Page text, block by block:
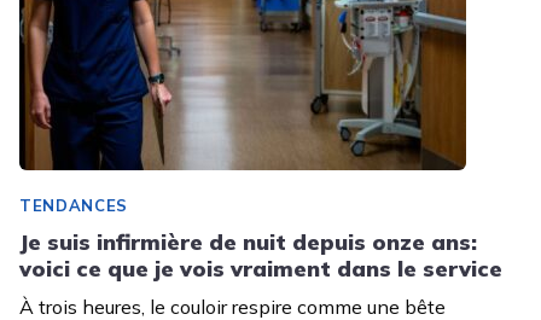
TENDANCES
Je suis infirmière de nuit depuis onze ans:
voici ce que je vois vraiment dans le service
À trois heures, le couloir respire comme une bête